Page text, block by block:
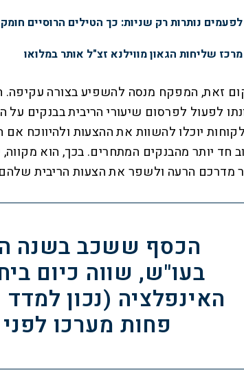
לפעמים נותרות רק שניות: כך הטילים הרוסיים
מרכז שליחות הגאון מווילנא זצ"ל אותר במלואו
זאת, המפקח מנסה להשפיע בצורה עקיפה.
לפעול לפרסום שיעורי הריבית בבנקים על
יוכלו להשוות את ההצעות ולהיווכח
חד יותר מהבנקים המתחרים. בכך, הוא
מדרכם הרעה ולשפר את הצעות הריבית
הכסף ששכב בשנה
בעו"ש, שווה כיום
פחות מערכו